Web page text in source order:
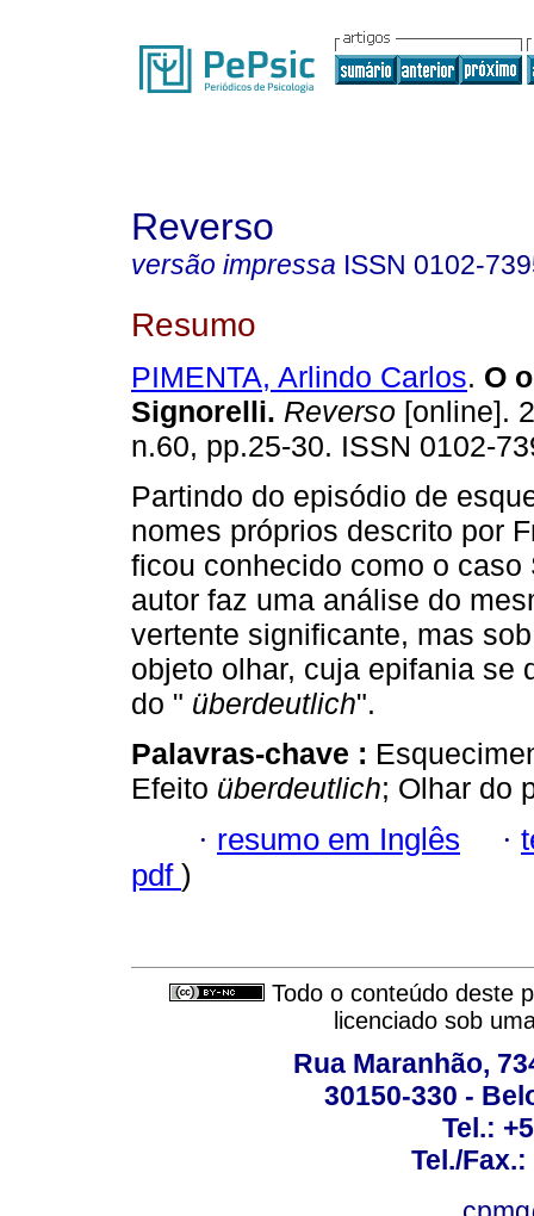
Reverso
versão impressa ISSN 0102-
Resumo
PIMENTA, Arlindo Carlos. O
Signorelli. Reverso [online].
n.60, pp.25-30. ISSN 0102-
Partindo do episódio de
nomes próprios descrito por
ficou conhecido como o caso
autor faz uma análise do
vertente significante, mas
objeto olhar, cuja epifania se
do " überdeutlich".
Palavras-chave :
Efeito überdeutlich; Olhar do
· resumo em Inglês ·
pdf )
Todo o conteúdo deste
licenciado sob
Rua Maranhão,
30150-330 -
Tel.:
Tel./Fax.: